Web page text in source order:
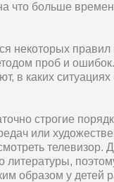
что больше
некоторых правил
проб и
в каких
строгие
или
телевизор.
литературы,
образом у детей